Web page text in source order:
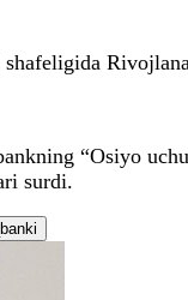
“Osiyo
surdi.